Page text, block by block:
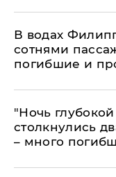
В водах
сотнями
погибшие и
"Ночь
столкнулись
– много